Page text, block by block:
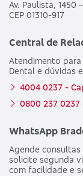
Av. Paulista, 1450
CEP 01310-917
Central de
Atendimento para
Dental e dúvidas
4004 0237 -
0800 237 0237
WhatsApp
Agende consultas
solicite segunda
com facilidade e